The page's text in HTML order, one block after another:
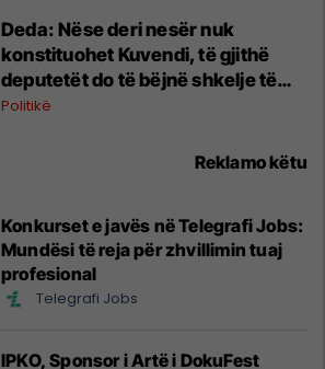
Deda: Nëse deri nesër nuk
konstituohet Kuvendi, të gjithë
deputetët do të bëjnë shkelje të
rëndë kushtetuese
Politikë
Reklamo këtu
Konkurset e javës në Telegrafi Jobs:
Mundësi të reja për zhvillimin tuaj
profesional
Telegrafi Jobs
IPKO, Sponsor i Artë i DokuFest